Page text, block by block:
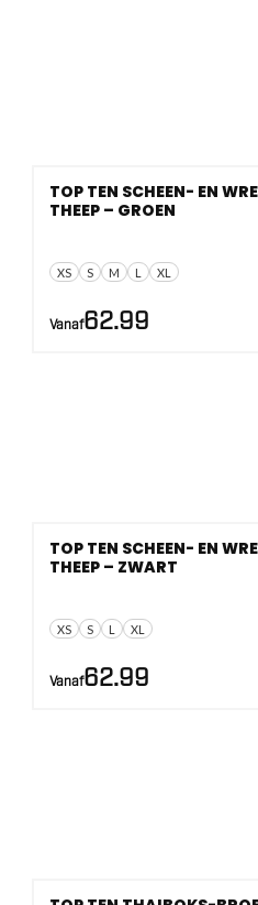
XS S M L XL
TOP TEN SCHEEN- EN
THEEP – GROEN
Vanaf62.99
XS S L XL
TOP TEN SCHEEN- EN
THEEP – ZWART
Vanaf62.99